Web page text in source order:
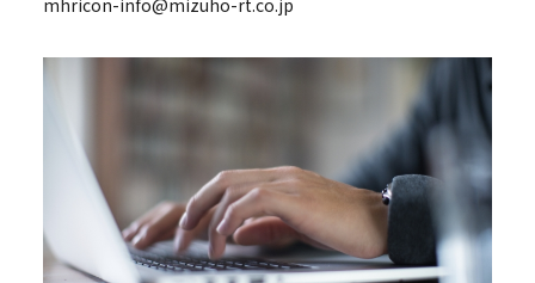
mhricon-info@mizuho-rt.co.jp